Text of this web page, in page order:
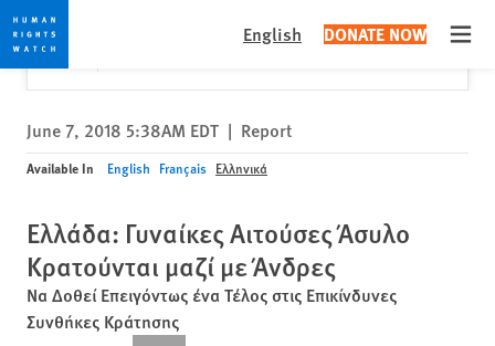
Skip
to
cookie
privacy
notice
Skip
to
main
content
English DONATE NOW
Would you like to read this page in English?
Yes
✕
June 7, 2018 5:38AM EDT | Report
Available In English Français Ελληνικά
Ελλάδα: Γυναίκες Αιτούσες Άσυλο
Κρατούνται μαζί με Άνδρες
Να Δοθεί Επειγόντως ένα Τέλος στις Επικίνδυνες
Συνθήκες Κράτησης